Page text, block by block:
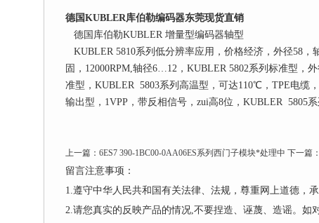
德国KUBLER库伯勒编码器东莞现货直销
德国库伯勒KUBLER 增量型编码器轴型
KUBLER 5810系列低分辨率应用，价格经济，外径58
固，12000RPM,轴径6…12，KUBLER 5802系列标准型，
准型，KUBLER 5803系列高温型，可达110℃，TPE电缆
输出型，1VPP，带反相信号，zui高8位，KUBLER 5805
上一篇： 6ES7 390-1BC00-0AA06ES系列西门子模块*处理中 下一篇：
留言注意事项：
1.遵守中华人民共和国有关法律、法规，尊重网上道德，
2.请您真实的反映产品的情况,不要捏造、诬蔑、造谣。如